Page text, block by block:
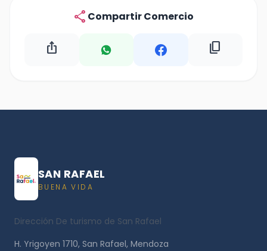
share Compartir Comercio
ios_share content_copy
SAN RAFAEL
BUENA VIDA
Dirección De turismo de San Rafael
H. Yrigoyen 1710, San Rafael, Mendoza